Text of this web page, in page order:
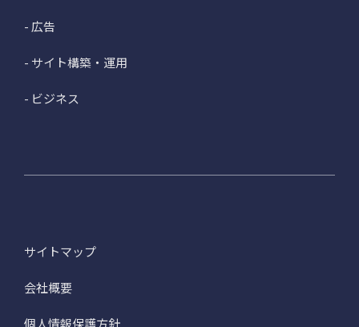
- 広告
- サイト構築・運用
- ビジネス
サイトマップ
会社概要
個人情報保護方針